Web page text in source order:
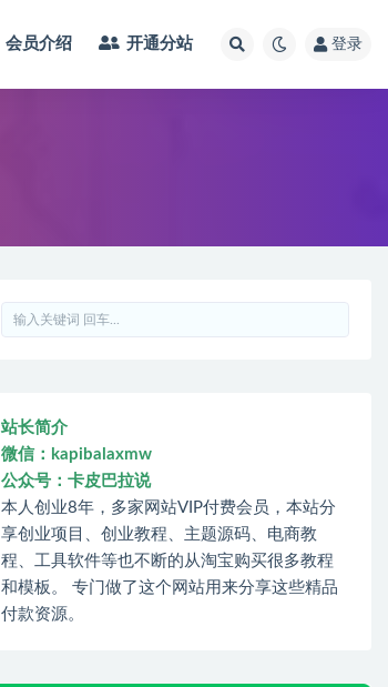
会员介绍 开通分站 登录
站长简介
微信：kapibalaxmw
公众号：卡皮巴拉说
本人创业8年，多家网站VIP付费会员，本站分
享创业项目、创业教程、主题源码、电商教
程、工具软件等也不断的从淘宝购买很多教程
和模板。 专门做了这个网站用来分享这些精品
付款资源。